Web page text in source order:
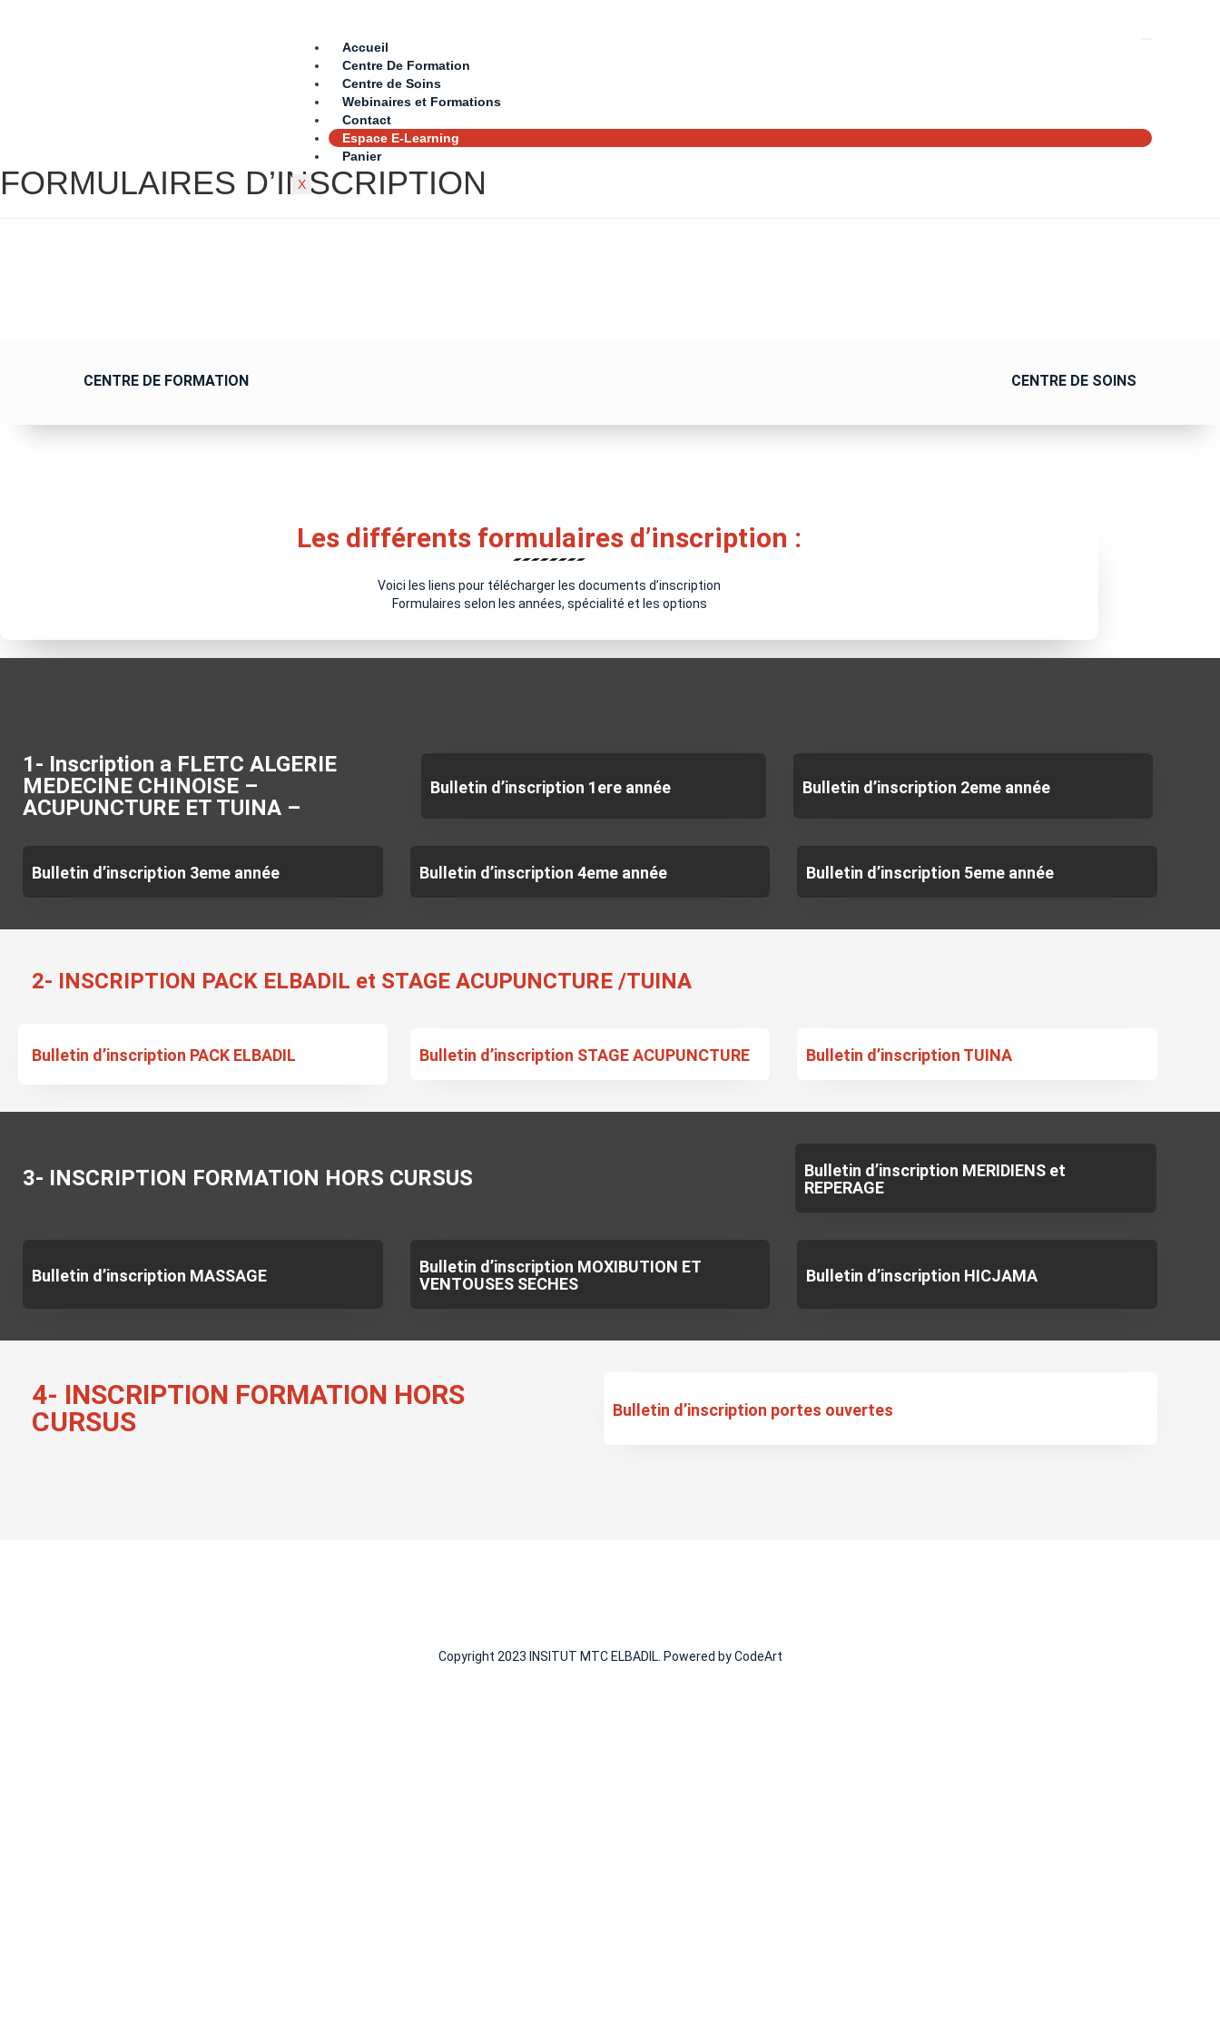
Accueil
Centre De Formation
Centre de Soins
Webinaires et Formations
Contact
Espace E-Learning
Panier
X
FORMULAIRES D’INSCRIPTION
CENTRE DE FORMATION CENTRE DE SOINS
Les différents formulaires d’inscription :
Voici les liens pour télécharger les documents d’inscription
Formulaires selon les années, spécialité et les options
1- Inscription a FLETC ALGERIE
MEDECINE CHINOISE –
ACUPUNCTURE ET TUINA –
Bulletin d’inscription 1ere année Bulletin d’inscription 2eme année
Bulletin d’inscription 3eme année Bulletin d’inscription 4eme année Bulletin d’inscription 5eme année
2- INSCRIPTION PACK ELBADIL et STAGE ACUPUNCTURE /TUINA
Bulletin d’inscription PACK ELBADIL Bulletin d’inscription STAGE ACUPUNCTURE Bulletin d’inscription TUINA
3- INSCRIPTION FORMATION HORS CURSUS
Bulletin d’inscription MERIDIENS et
REPERAGE
Bulletin d’inscription MASSAGE
Bulletin d’inscription MOXIBUTION ET
VENTOUSES SECHES
Bulletin d’inscription HICJAMA
4- INSCRIPTION FORMATION HORS
CURSUS
Bulletin d’inscription portes ouvertes
Copyright 2023 INSITUT MTC ELBADIL. Powered by CodeArt